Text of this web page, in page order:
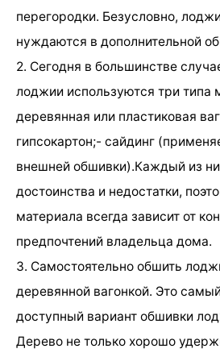
перегородки. Безусловно,
нуждаются в дополнительной
2. Сегодня в большинстве
лоджии используются три типа
деревянная или пластиковая
гипсокартон;- сайдинг
внешней обшивки).Каждый из
достоинства и недостатки,
материала всегда зависит от
предпочтений владельца дома.
3. Самостоятельно обшить
деревянной вагонкой. Это
доступный вариант обшивки
Дерево не только хорошо